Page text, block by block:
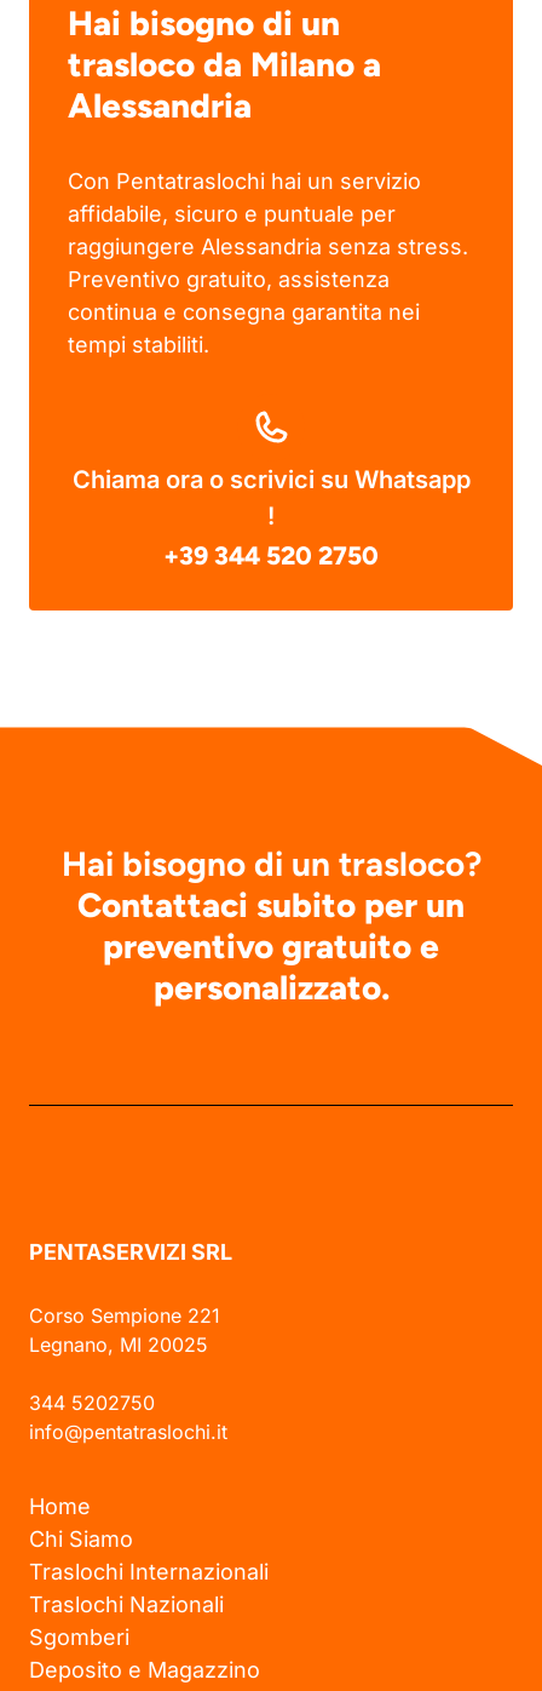
Hai bisogno di un
trasloco da Milano a
Alessandria
Con Pentatraslochi hai un servizio
affidabile, sicuro e puntuale per
raggiungere Alessandria senza stress.
Preventivo gratuito, assistenza
continua e consegna garantita nei
tempi stabiliti.
Chiama ora o scrivici su Whatsapp
!
+39 344 520 2750
Hai bisogno di un trasloco?
Contattaci subito per un
preventivo gratuito e
personalizzato.
PENTASERVIZI SRL
Corso Sempione 221
Legnano, MI 20025
344 5202750
info@pentatraslochi.it
Home
Chi Siamo
Traslochi Internazionali
Traslochi Nazionali
Sgomberi
Deposito e Magazzino